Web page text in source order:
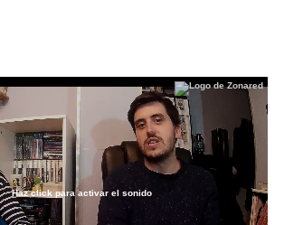
Haz click para activar el sonido